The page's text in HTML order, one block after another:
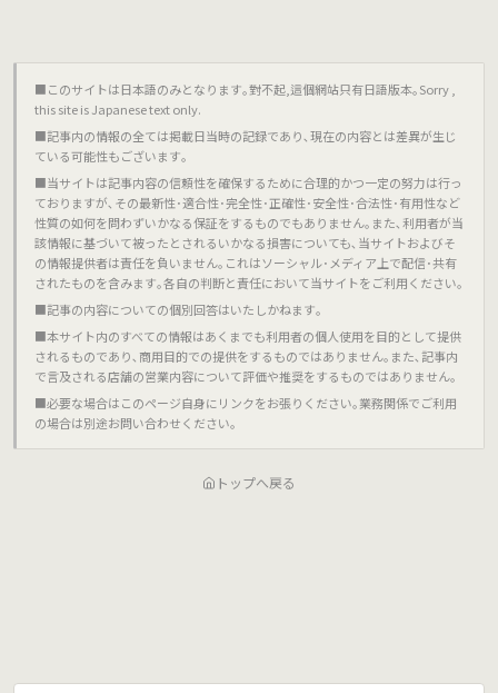
■このサイトは日本語のみとなります｡對不起,這個網站只有日語版本｡Sorry ,
this site is Japanese text only.
■記事内の情報の全ては掲載日当時の記録であり､現在の内容とは差異が生じ
ている可能性もございます｡
■当サイトは記事内容の信頼性を確保するために合理的かつ一定の努力は行っ
ておりますが､その最新性･適合性･完全性･正確性･安全性･合法性･有用性など
性質の如何を問わずいかなる保証をするものでもありません｡また､利用者が当
該情報に基づいて被ったとされるいかなる損害についても､当サイトおよびそ
の情報提供者は責任を負いません｡これはソーシャル･メディア上で配信･共有
されたものを含みます｡各自の判断と責任において当サイトをご利用ください｡
■記事の内容についての個別回答はいたしかねます｡
■本サイト内のすべての情報はあくまでも利用者の個人使用を目的として提供
されるものであり､商用目的での提供をするものではありません｡また､記事内
で言及される店舗の営業内容について評価や推奨をするものではありません｡
■必要な場合はこのページ自身にリンクをお張りください｡業務関係でご利用
の場合は別途お問い合わせください｡
トップへ戻る